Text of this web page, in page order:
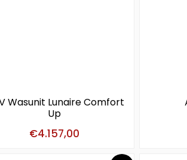
Wasunit Lunaire Comfort
Up
€4.157,00